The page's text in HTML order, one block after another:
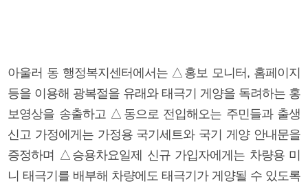
아울러 동 행정복지센터에서는 △홍보 모니터, 홈페이지
등을 이용해 광복절을 유래와 태극기 게양을 독려하는 홍
보영상을 송출하고 △동으로 전입해오는 주민들과 출생
신고 가정에게는 가정용 국기세트와 국기 게양 안내문을
증정하며 △승용차요일제 신규 가입자에게는 차량용 미
니 태극기를 배부해 차량에도 태극기가 게양될 수 있도록